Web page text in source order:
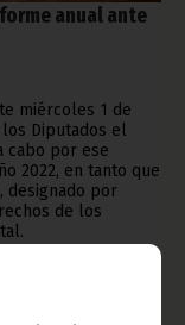
anual ante
miércoles 1 de
Diputados el
cabo por ese
2022, en tanto que
designado por
de los